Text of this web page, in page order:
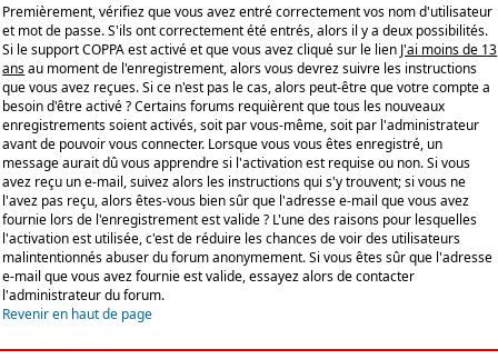
Premièrement, vérifiez que vous avez entré correctement vos nom d'utilisateur
et mot de passe. S'ils ont correctement été entrés, alors il y a deux possibilités.
Si le support COPPA est activé et que vous avez cliqué sur le lien J'ai moins de 13
ansau moment de l'enregistrement, alors vous devrez suivre les instructions
que vous avez reçues. Si ce n'est pas le cas, alors peut-être que votre compte a
besoin d'être activé ? Certains forums requièrent que tous les nouveaux
enregistrements soient activés, soit par vous-même, soit par l'administrateur
avant de pouvoir vous connecter. Lorsque vous vous êtes enregistré, un
message aurait dû vous apprendre si l'activation est requise ou non. Si vous
avez reçu un e-mail, suivez alors les instructions qui s'y trouvent; si vous ne
l'avez pas reçu, alors êtes-vous bien sûr que l'adresse e-mail que vous avez
fournie lors de l'enregistrement est valide ? L'une des raisons pour lesquelles
l'activation est utilisée, c'est de réduire les chances de voir des utilisateurs
malintentionnés abuser du forum anonymement. Si vous êtes sûr que l'adresse
e-mail que vous avez fournie est valide, essayez alors de contacter
l'administrateur du forum.
Revenir en haut de page